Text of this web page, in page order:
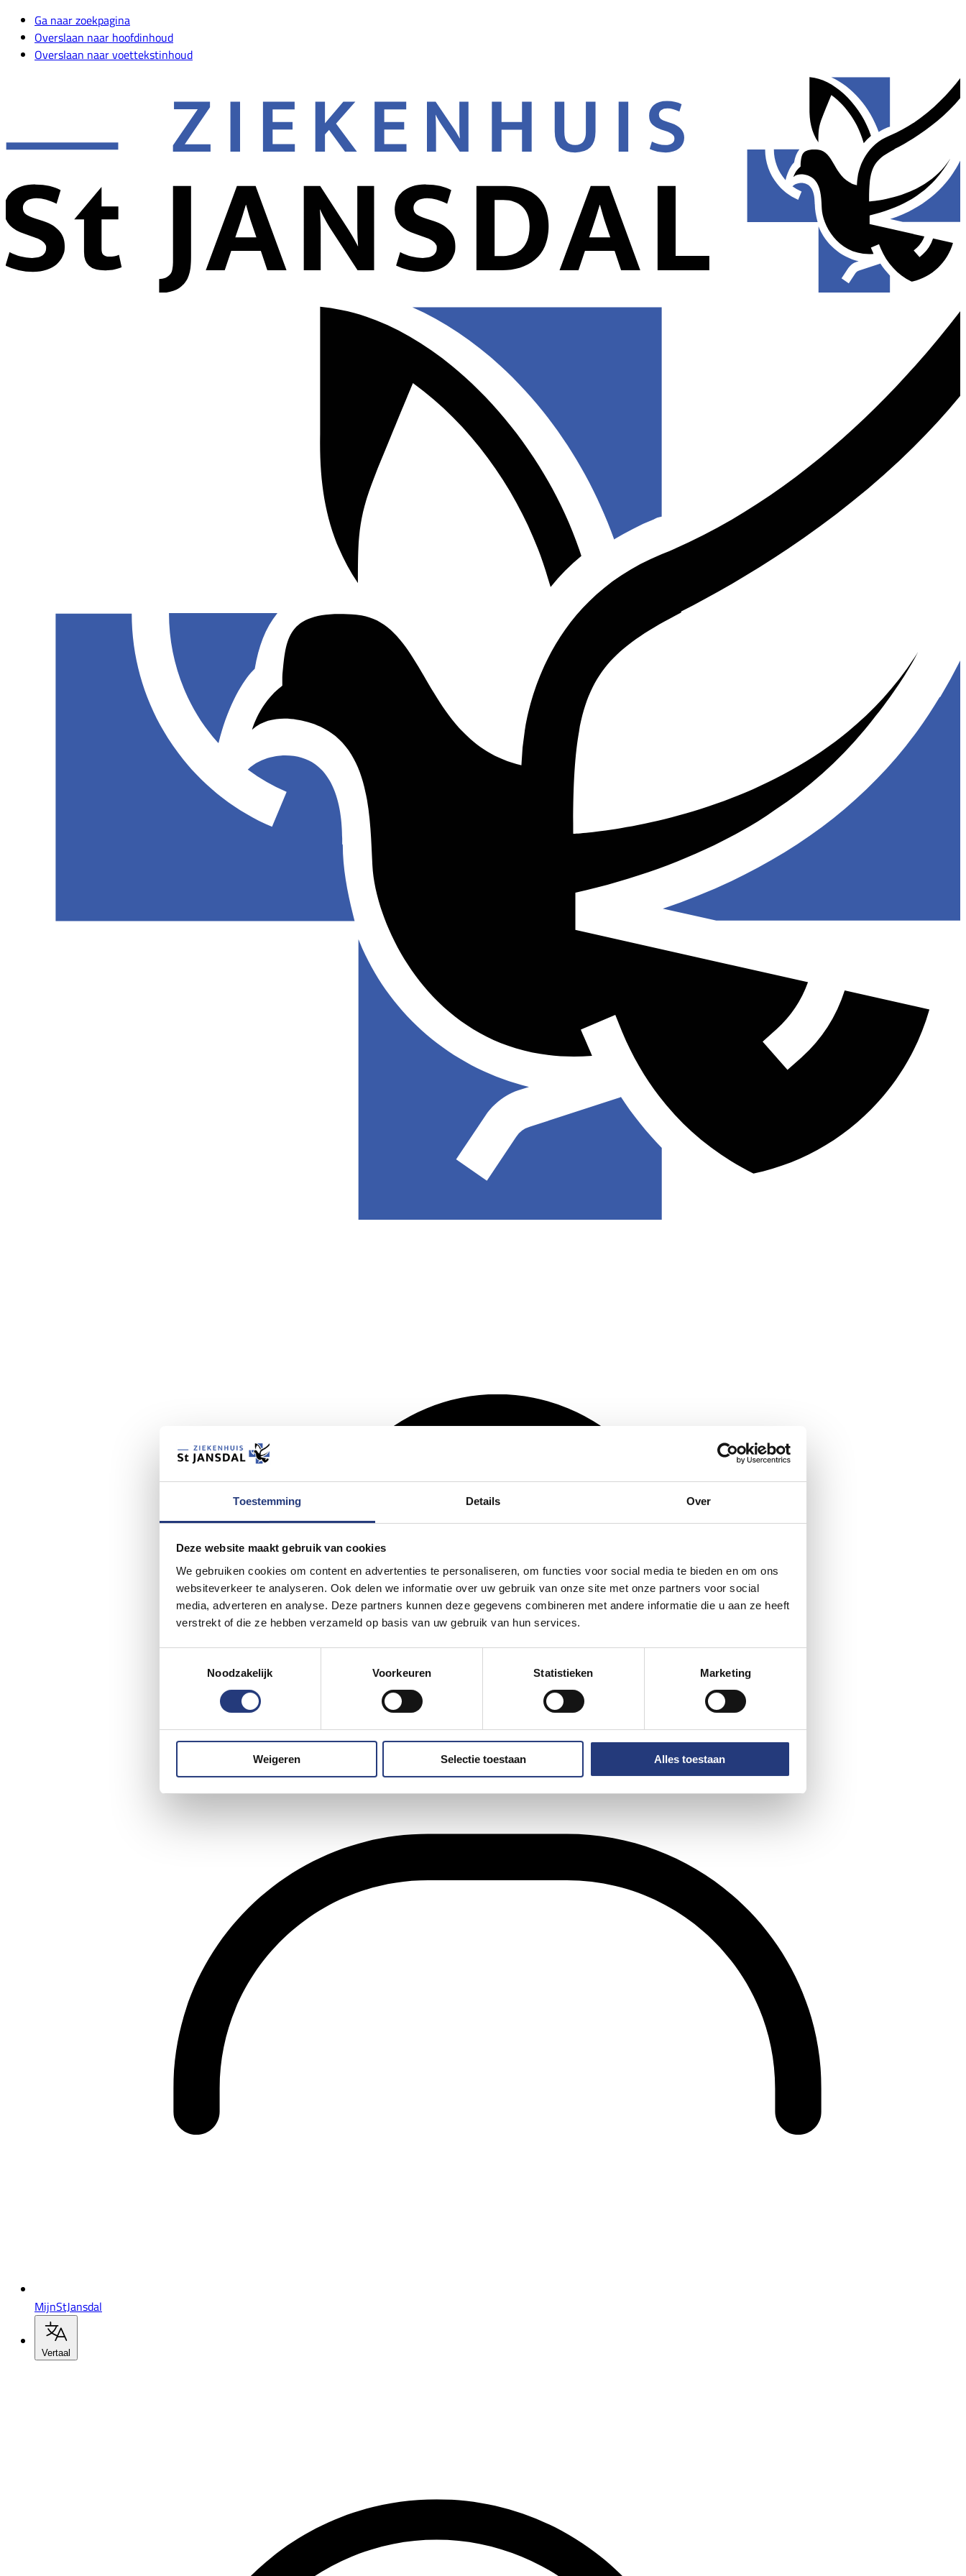
Toestemming Details Over
Deze website maakt gebruik van cookies
We gebruiken cookies om content en advertenties te personaliseren, om functies voor social media te bieden en om ons
websiteverkeer te analyseren. Ook delen we informatie over uw gebruik van onze site met onze partners voor social
media, adverteren en analyse. Deze partners kunnen deze gegevens combineren met andere informatie die u aan ze heeft
verstrekt of die ze hebben verzameld op basis van uw gebruik van hun services.
Noodzakelijk
Voorkeuren Statistieken Marketing
Weigeren Selectie toestaan Alles toestaan
Ga naar zoekpagina
Overslaan naar hoofdinhoud
Overslaan naar voettekstinhoud
MijnStJansdal
Vertaal